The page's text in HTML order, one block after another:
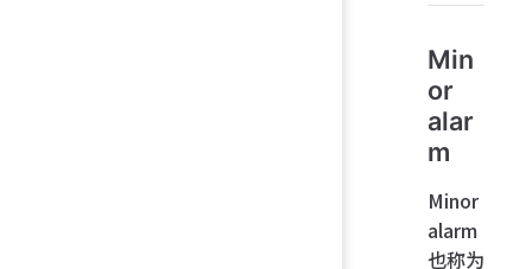
Min
or
alar
m
Minor
alarm
也称为